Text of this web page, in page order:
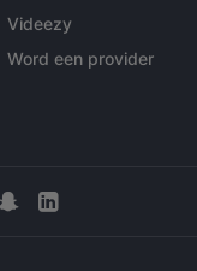
Videezy
Word een provider